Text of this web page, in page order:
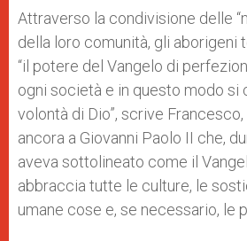
Attraverso la condivisione delle
della loro comunità, gli aborigeni
“il potere del Vangelo di
ogni società e in questo modo si
volontà di Dio”, scrive
ancora a Giovanni Paolo II che,
aveva sottolineato come il
abbraccia tutte le culture, le
umane cose e, se necessario, le